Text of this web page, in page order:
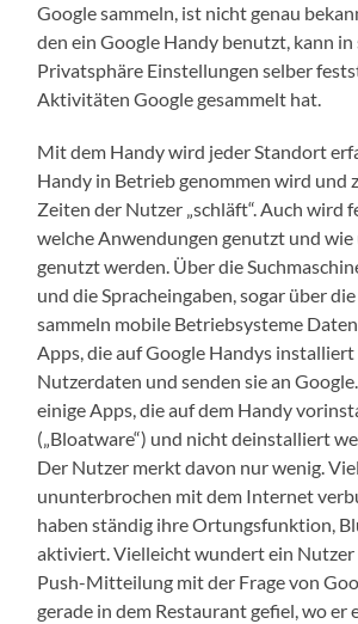
Google sammeln, ist nicht genau
den ein Google Handy benutzt, kann in
Privatsphäre Einstellungen selber
Aktivitäten Google gesammelt hat.
Mit dem Handy wird jeder Standort
Handy in Betrieb genommen wird und
Zeiten der Nutzer „schläft“. Auch wird
welche Anwendungen genutzt und wie
genutzt werden. Über die
und die Spracheingaben, sogar über
sammeln mobile Betriebsysteme
Apps, die auf Google Handys installiert
Nutzerdaten und senden sie an
einige Apps, die auf dem Handy
(„Bloatware“) und nicht deinstalliert
Der Nutzer merkt davon nur wenig.
ununterbrochen mit dem Internet
haben ständig ihre Ortungsfunktion,
aktiviert. Vielleicht wundert ein Nutzer
Push-Mitteilung mit der Frage von
gerade in dem Restaurant gefiel, wo er